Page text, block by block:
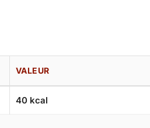
VALEUR
40 kcal